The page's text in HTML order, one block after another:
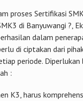
proses Sertifikasi
di Banyuwangi ?,
dalam
di ciptakan dari
periode.
:
K3, harus